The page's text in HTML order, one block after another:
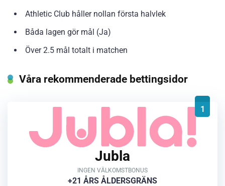
Athletic Club håller nollan första halvlek
Båda lagen gör mål (Ja)
Över 2.5 mål totalt i matchen
Våra rekommenderade bettingsidor
1
Jubla
INGEN VÄLKOMSTBONUS
+21 ÅRS ÅLDERSGRÄNS